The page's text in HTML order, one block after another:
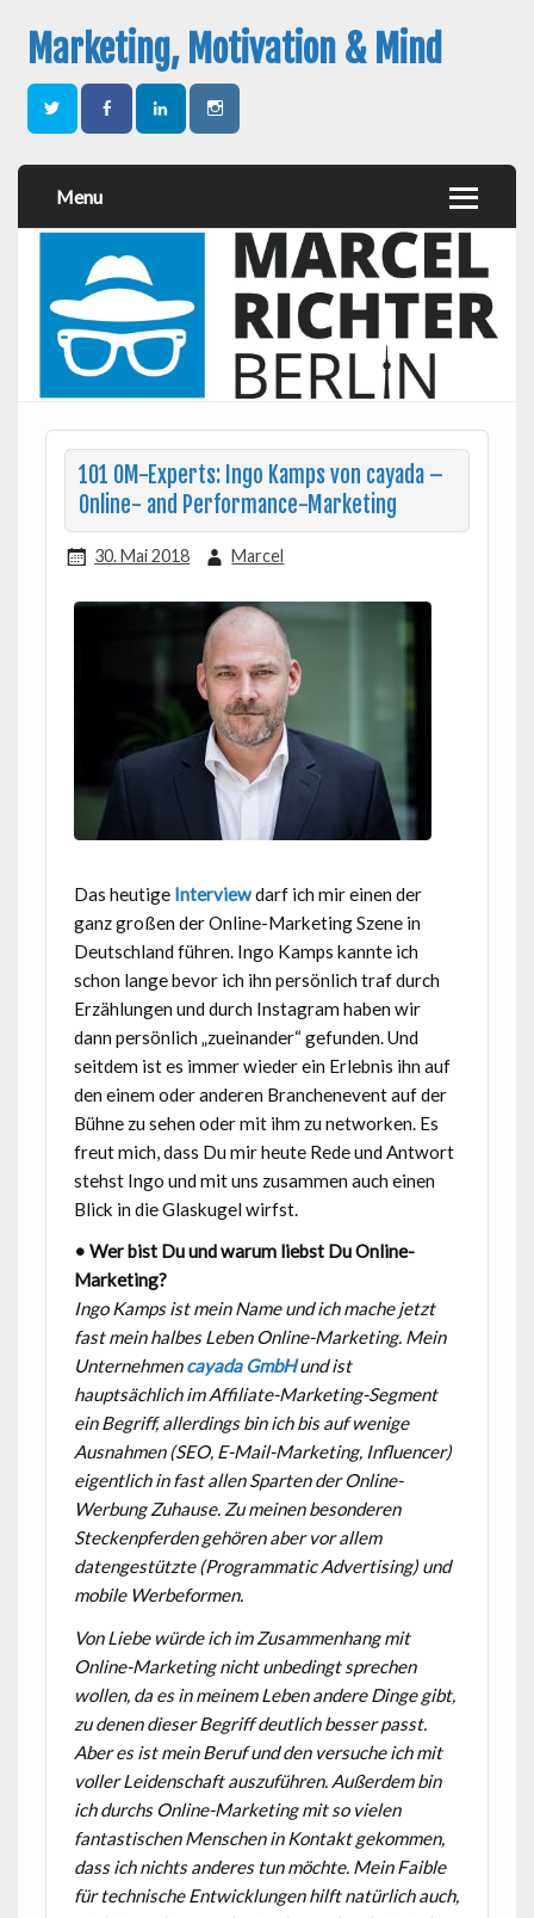
Marketing, Motivation & Mind
Menu
101 OM-Experts: Ingo Kamps von cayada –
Online- and Performance-Marketing
30. Mai 2018 Marcel
Das heutige Interviewdarf ich mir einen der
ganz großen der Online-Marketing Szene in
Deutschland führen. Ingo Kamps kannte ich
schon lange bevor ich ihn persönlich traf durch
Erzählungen und durch Instagram haben wir
dann persönlich „zueinander“ gefunden. Und
seitdem ist es immer wieder ein Erlebnis ihn auf
den einem oder anderen Branchenevent auf der
Bühne zu sehen oder mit ihm zu networken. Es
freut mich, dass Du mir heute Rede und Antwort
stehst Ingo und mit uns zusammen auch einen
Blick in die Glaskugel wirfst.
• Wer bist Du und warum liebst Du Online-
Marketing?
Ingo Kamps ist mein Name und ich mache jetzt
fast mein halbes Leben Online-Marketing. Mein
Unternehmencayada GmbHund ist
hauptsächlich im Affiliate-Marketing-Segment
ein Begriff, allerdings bin ich bis auf wenige
Ausnahmen (SEO, E-Mail-Marketing, Influencer)
eigentlich in fast allen Sparten der Online-
Werbung Zuhause. Zu meinen besonderen
Steckenpferden gehören aber vor allem
datengestützte (Programmatic Advertising) und
mobile Werbeformen.
Von Liebe würde ich im Zusammenhang mit
Online-Marketing nicht unbedingt sprechen
wollen, da es in meinem Leben andere Dinge gibt,
zu denen dieser Begriff deutlich besser passt.
Aber es ist mein Beruf und den versuche ich mit
voller Leidenschaft auszuführen. Außerdem bin
ich durchs Online-Marketing mit so vielen
fantastischen Menschen in Kontakt gekommen,
dass ich nichts anderes tun möchte. Mein Faible
für technische Entwicklungen hilft natürlich auch,